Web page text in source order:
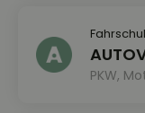
PKW,